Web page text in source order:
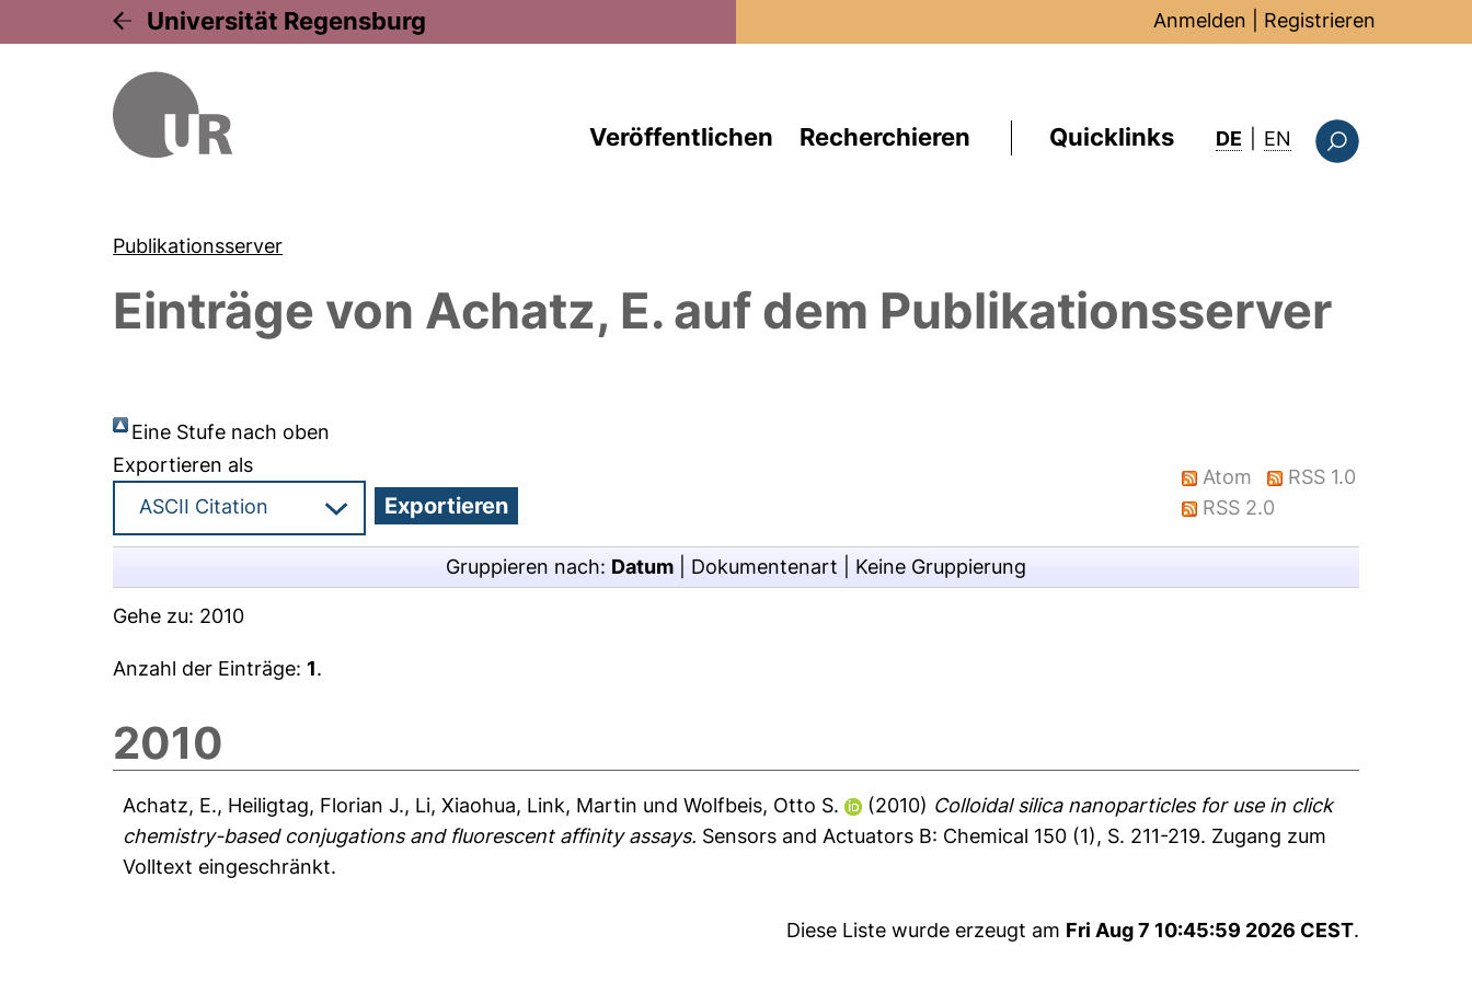
Universität Regensburg Anmelden Registrieren
Veröffentlichen Recherchieren Quicklinks DE EN : this page in
Publikationsserver
Einträge von Achatz, E. auf dem Publikationsserver
Eine Stufe nach oben
Exportieren als
Atom
RSS 1.0
RSS 2.0
Gruppieren nach: Datum Dokumentenart Keine Gruppierung
Gehe zu: 2010
Anzahl der Einträge:1.
2010
Achatz, E., Heiligtag, Florian J., Li, Xiaohua, Link, Martin undWolfbeis, Otto S. (2010) Colloidal silica nanoparticles for use in click
chemistry-based conjugations and fluorescent affinity assays. Sensors and Actuators B: Chemical 150 (1), S. 211-219. Zugang zum
Volltext eingeschränkt.
Diese Liste wurde erzeugt am Fri Aug 7 10:45:59 2026 CEST.